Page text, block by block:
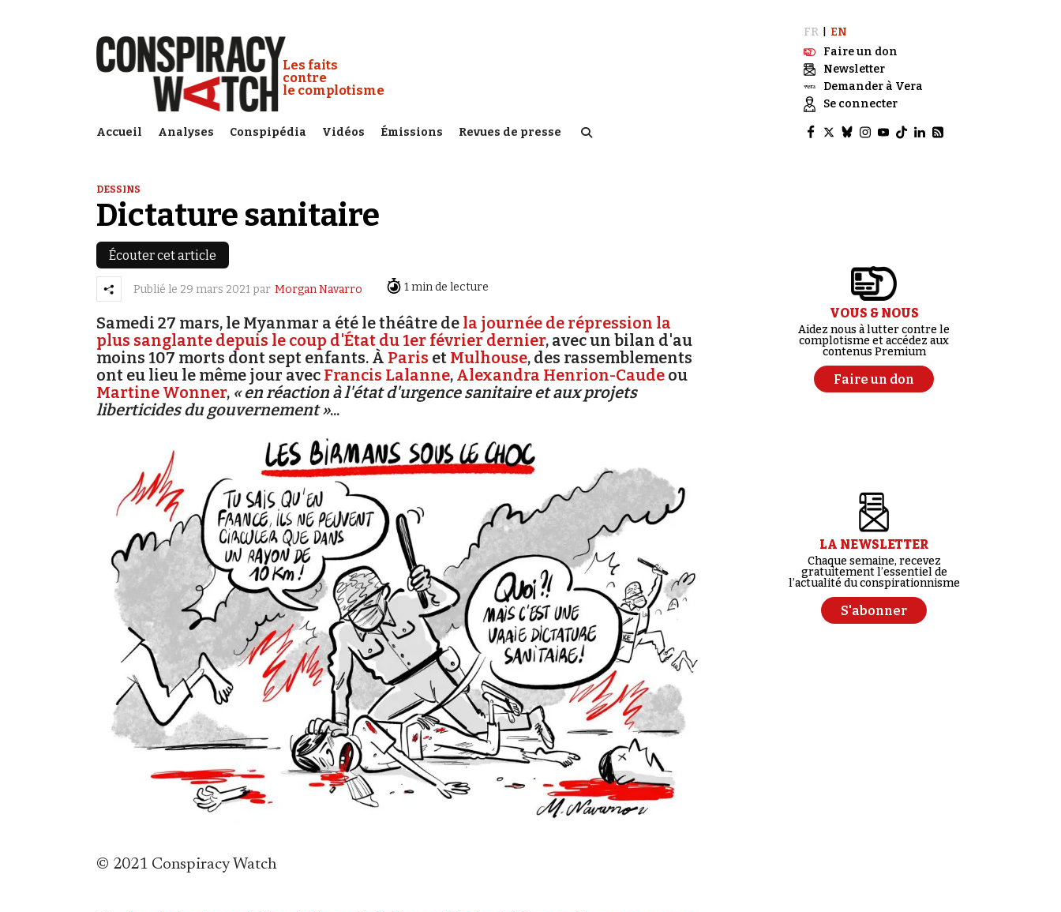
Conspiracy Watch :
Les faits
contre
le complotisme
Accueil Analyses Conspipédia Vidéos Émissions Revues de presse
FR
EN
Faire un don
Newsletter
Demander à Vera
Se connecter
DESSINS
Dictature sanitaire
Écouter cet article
Publié le 29 mars 2021 par Morgan Navarro 1 min de lecture
Samedi 27 mars, le Myanmar a été le théâtre de la journée de répression la
plus sanglante depuis le coup d'État du 1er février dernier, avec un bilan d'au
moins 107 morts dont sept enfants. À Paris et Mulhouse, des rassemblements
ont eu lieu le même jour avec Francis Lalanne, Alexandra Henrion-Caude ou
Martine Wonner, « en réaction à l'état d'urgence sanitaire et aux projets
liberticides du gouvernement »...
© 2021 Conspiracy Watch
VOUS & NOUS
Aidez nous à lutter contre le
complotisme et accédez aux
contenus Premium
Faire un don
LA NEWSLETTER
Chaque semaine, recevez
gratuitement l’essentiel de
l’actualité du conspirationnisme
S'abonner